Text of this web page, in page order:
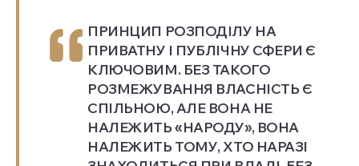
ПРИНЦИП РОЗПОДІЛУ НА
ПРИВАТНУ І ПУБЛІЧНУ СФЕРИ Є
КЛЮЧОВИМ. БЕЗ ТАКОГО
РОЗМЕЖУВАННЯ ВЛАСНІСТЬ Є
СПІЛЬНОЮ, АЛЕ ВОНА НЕ
НАЛЕЖИТЬ «НАРОДУ», ВОНА
НАЛЕЖИТЬ ТОМУ, ХТО НАРАЗІ